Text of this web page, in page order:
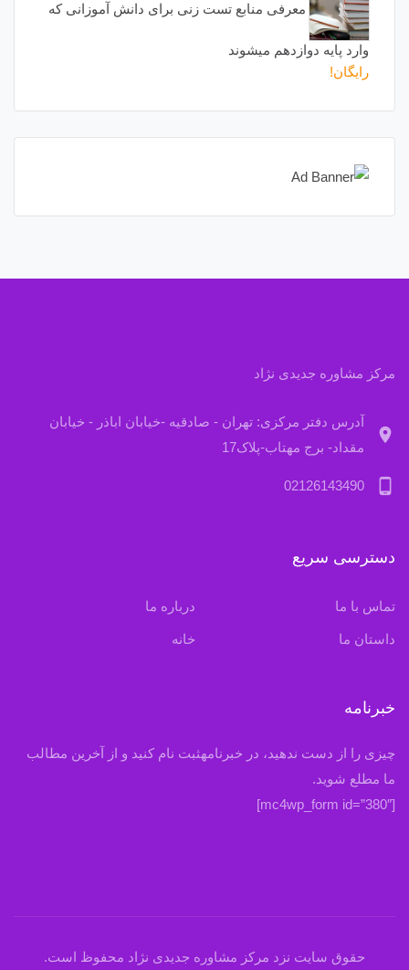
معرفی منابع تست زنی برای دانش آموزانی که
وارد پایه دوازدهم میشوند
رایگان!
مرکز مشاوره جدیدی نژاد
location_on
آدرس دفتر مرکزی: تهران - صادقیه -خیابان اباذر - خیابان
مقداد- برج مهتاب-پلاک17
phone_android
02126143490
دسترسی سریع
تماس با ما درباره ما
داستان ما خانه
خبرنامه
چیزی را از دست ندهید، در خبرنامهثبت نام کنید و از آخرین مطالب
ما مطلع شوید.
[mc4wp_form id=”380″]
حقوق سایت نزد مرکز مشاوره جدیدی نژاد محفوظ است.